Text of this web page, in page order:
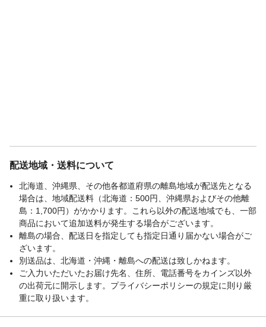
配送地域・送料について
北海道、沖縄県、その他各都道府県の離島地域が配送先となる
場合は、地域配送料（北海道：500円、沖縄県およびその他離
島：1,700円）がかかります。これら以外の配送地域でも、一部
商品において追加送料が発生する場合がございます。
離島の場合、配送日を指定しても指定日通り届かない場合がご
ざいます。
別送品は、北海道・沖縄・離島への配送は致しかねます。
ご入力いただいたお届け先名、住所、電話番号をカインズ以外
の出荷元に開示します。プライバシーポリシーの規定に則り厳
重に取り扱います。